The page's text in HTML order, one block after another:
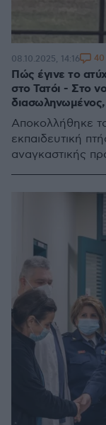
Πώς έγινε το
στο Τατόι - Στο
διασωληνωμένος,
Αποκολλήθηκε
εκπαιδευτική
αναγκαστικής
08.10.2025, 14:16 40